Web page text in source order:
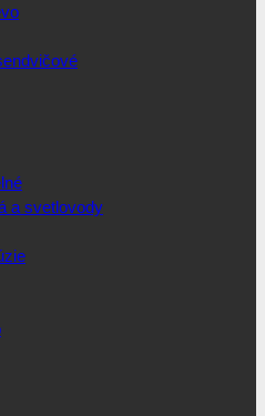
a svetlovody